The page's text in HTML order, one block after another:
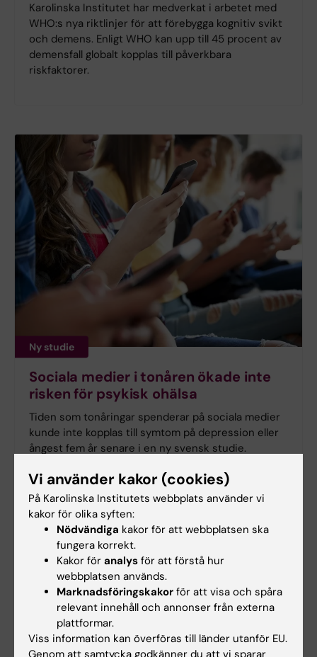
Karolinska Institutet har medverkat i arbetet med
WHO:s nya riktlinjer för att förebygga kognitiv svikt
och demens. Enligt WHO kan upp till 45 procent av
demensfall globalt kopplas till påverkbara
riskfaktorer.
Ny studie
Sociala medier i tonåren ökade inte
risken för psykisk ohälsa
Tiden som tonåringar spenderar på sociala medier
kunde inte kopplas till symtom på depression eller
ångest fem år senare i en ny svensk studie.
publicerats iJournal of Adolescent Health
Vi använder kakor (cookies)
På Karolinska Institutets webbplats använder vi
kakor för olika syften:
Nödvändiga kakor för att webbplatsen ska
fungera korrekt.
Kakor för analys för att förstå hur
webbplatsen används.
Marknadsföringskakor för att visa och spåra
relevant innehåll och annonser från externa
plattformar.
Viss information kan överföras till länder utanför EU.
Genom att samtycka godkänner du att vi sparar